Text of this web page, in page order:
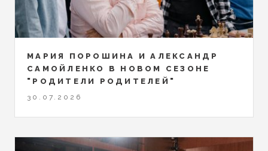
МАРИЯ ПОРОШИНА И АЛЕКСАНДР
САМОЙЛЕНКО В НОВОМ СЕЗОНЕ
"РОДИТЕЛИ РОДИТЕЛЕЙ"
30.07.2026